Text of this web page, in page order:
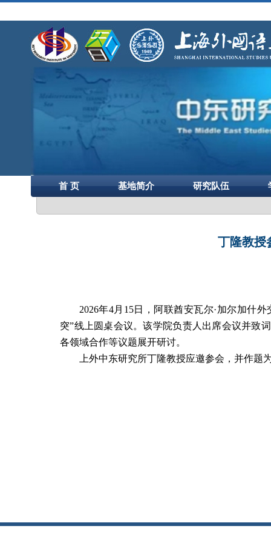
首 页 基地简介 研究队伍
丁隆教授
2026年4月 15日，阿联酋安瓦尔·加尔加什外
突”线上圆桌会议。该学院负责人出席会议并致
各领域合作等议题展开研讨。
上外中东研究所丁隆教授应邀参会，并作题